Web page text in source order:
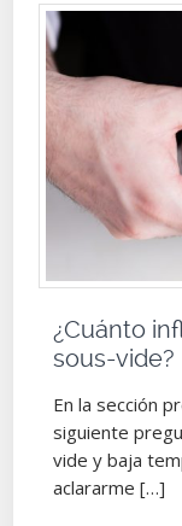
¿Cuánto
sous-vide?
En la sección
siguiente
vide y baja
aclararme […]